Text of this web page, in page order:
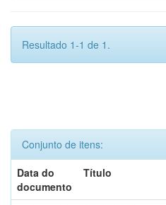
Resultado 1-1 de 1.
Conjunto de itens:
Data do
documento
Título